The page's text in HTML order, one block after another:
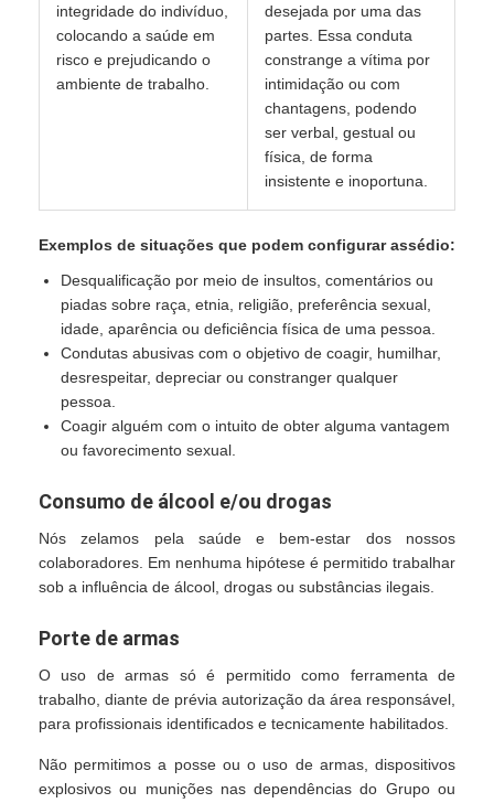
integridade do indivíduo,
colocando a saúde em
risco e prejudicando o
ambiente de trabalho.
desejada por uma das
partes. Essa conduta
constrange a vítima por
intimidação ou com
chantagens, podendo
ser verbal, gestual ou
física, de forma
insistente e inoportuna.
Exemplos de situações que podem configurar assédio:
Desqualificação por meio de insultos, comentários ou
piadas sobre raça, etnia, religião, preferência sexual,
idade, aparência ou deficiência física de uma pessoa.
Condutas abusivas com o objetivo de coagir, humilhar,
desrespeitar, depreciar ou constranger qualquer
pessoa.
Coagir alguém com o intuito de obter alguma vantagem
ou favorecimento sexual.
Consumo de álcool e/ou drogas
Nós zelamos pela saúde e bem-estar dos nossos
colaboradores. Em nenhuma hipótese é permitido trabalhar
sob a influência de álcool, drogas ou substâncias ilegais.
Porte de armas
O uso de armas só é permitido como ferramenta de
trabalho, diante de prévia autorização da área responsável,
para profissionais identificados e tecnicamente habilitados.
Não permitimos a posse ou o uso de armas, dispositivos
explosivos ou munições nas dependências do Grupo ou